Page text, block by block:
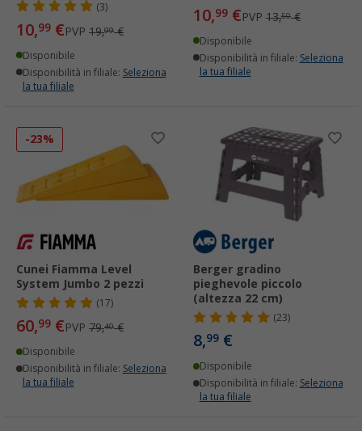
(3)
10,99 €PVP 19,99€
Disponibile
Disponibilità in filiale: Seleziona
la tua filiale
10,99 €PVP 13,50€
Disponibile
Disponibilità in filiale: Seleziona
la tua filiale
-23%
Cunei Fiamma Level
System Jumbo 2 pezzi
(17)
60,99 €PVP 79,40€
Disponibile
Disponibilità in filiale: Seleziona
la tua filiale
Berger gradino
pieghevole piccolo
(altezza 22 cm)
(23)
8,99 €
Disponibile
Disponibilità in filiale: Seleziona
la tua filiale